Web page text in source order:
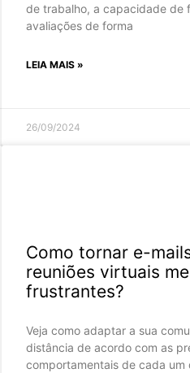
de trabalho, a capacidade de
avaliações de forma
LEIA MAIS »
26/09/2024
Como tornar e-
reuniões virtuais
frustrantes?
Veja como adaptar a sua
distância de acordo com as
comportamentais de cada um